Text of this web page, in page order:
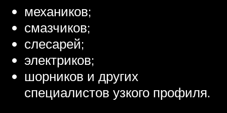
механиков;
смазчиков;
слесарей;
электриков;
шорников и других
специалистов узкого профиля.